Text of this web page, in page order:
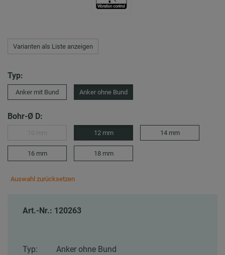
Varianten als Liste anzeigen
Typ:
Anker mit Bund Anker ohne Bund
Bohr-Ø D:
12 mm 14 mm
16 mm 18 mm
Auswahl zurücksetzen
Art.-Nr.: 120263
Typ:
Anker ohne Bund